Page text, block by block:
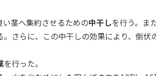
茎へ集約させるための中干しを行う。ま
さらに、この中干しの効果により、倒伏
を行った。